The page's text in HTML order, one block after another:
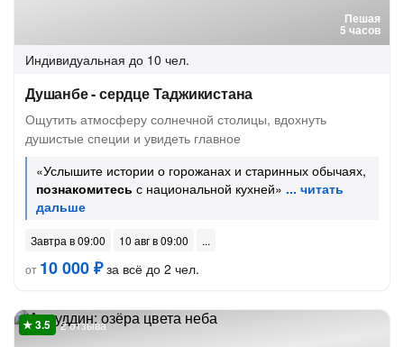
Пешая
5 часов
Индивидуальная до 10 чел.
Душанбе - сердце Таджикистана
Ощутить атмосферу солнечной столицы, вдохнуть
душистые специи и увидеть главное
«Услышите истории о горожанах и старинных обычаях,
познакомитесь с национальной кухней»
Завтра в 09:00
10 авг в 09:00
от 10 000 ₽за всё до 2 чел.
2 отзыва